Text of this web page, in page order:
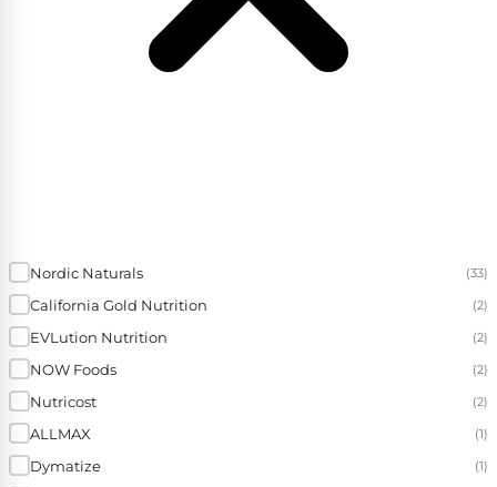
Nordic Naturals (33)
California Gold Nutrition (2)
EVLution Nutrition (2)
NOW Foods (2)
Nutricost (2)
ALLMAX (1)
Dymatize (1)